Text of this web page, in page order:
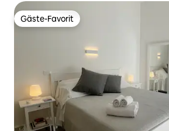
Gäste-Favorit
Gäste-Favorit